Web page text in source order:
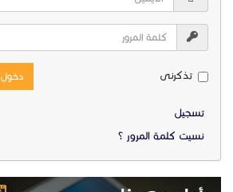
تذكرنى دخول
تسجيل
نسيت كلمة المرور ؟